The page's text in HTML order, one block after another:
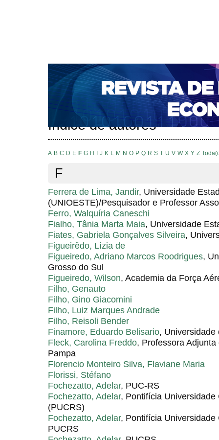
CAPA SOBRE ACESSO CADASTRO
NOTÍCIAS
PORTAL DE REVISTAS DA UNIFACS
BASES DE DADOS E INDEXADORES
Capa Pesquisa >Índice de autores
Índice de autores
A B C D E F G H J K L M N O P Q R S T U V W X Y Z
F
Ferrera de Lima, Jandir, Universidade
(UNIOESTE)/Pesquisador e Professor
Ferro, Walquíria Caneschi
Fialho, Tânia Marta Maia, Universidade
Fiates, Gabriela Gonçalves Silveira,
Figueirêdo, Lízia de
Figueiredo, Adriano Marcos Roodrigues,
Grosso do Sul
Figueiredo, Wilson, Academia da Força
Filho, Genauto
Filho, Gino Giacomini
Filho, Luiz Marques Andrade
Filho, Reisoli Bender
Finamore, Eduardo Belisario, Universidade
Fleck, Carolina Freddo, Professora
Pampa
Florencio Monteiro Silva, Flaviane Maria
Florissi, Stéfano
Fochezatto, Adelar, PUC-RS
Fochezatto, Adelar, Pontifícia
(PUCRS)
Fochezatto, Adelar, Pontifícia
PUCRS